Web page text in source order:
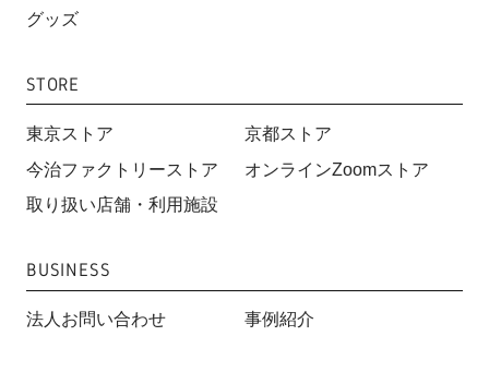
グッズ
STORE
東京ストア
京都ストア
今治ファクトリーストア
オンラインZoomストア
取り扱い店舗・利用施設
BUSINESS
法人お問い合わせ 事例紹介